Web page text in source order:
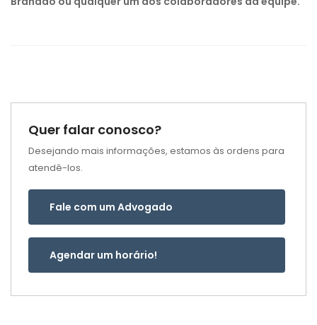
Quer falar conosco?
Desejando mais informações, estamos às ordens para
atendê-los.
Fale com um Advogado
Agendar um horário!